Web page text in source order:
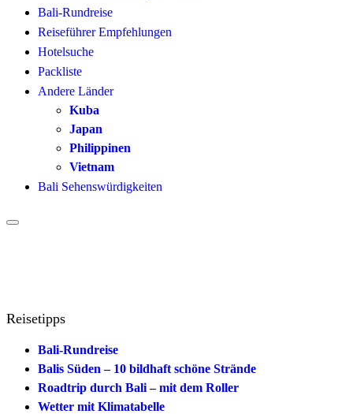
Bali-Rundreise
Reiseführer Empfehlungen
Hotelsuche
Packliste
Andere Länder
Kuba
Japan
Philippinen
Vietnam
Bali Sehenswürdigkeiten
Reisetipps
Bali-Rundreise
Balis Süden – 10 bildhaft schöne Strände
Roadtrip durch Bali – mit dem Roller
Wetter mit Klimatabelle